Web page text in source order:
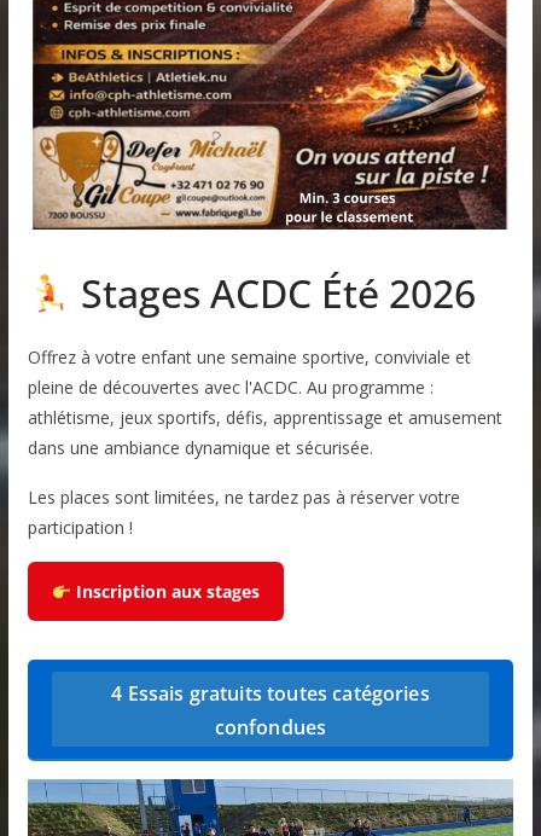
Stages ACDC Été 2026
Offrez à votre enfant une semaine sportive, conviviale et
pleine de découvertes avec l'ACDC. Au programme :
athlétisme, jeux sportifs, défis, apprentissage et amusement
dans une ambiance dynamique et sécurisée.
Les places sont limitées, ne tardez pas à réserver votre
participation !
Inscription aux stages
4 Essais gratuits toutes catégories
confondues